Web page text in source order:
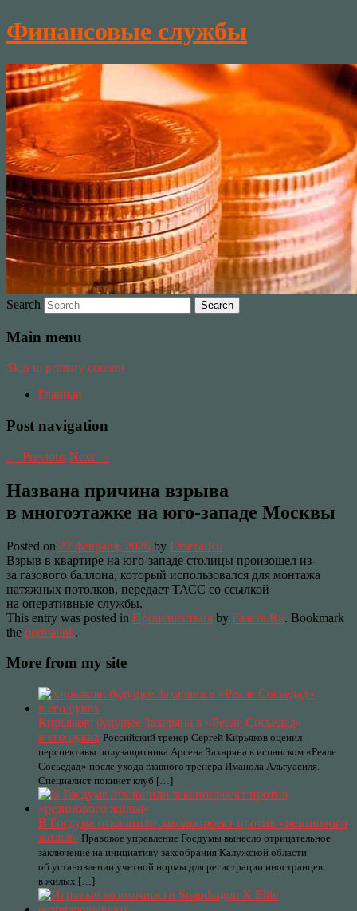
Финансовые службы
Search
Main menu
Skip to primary content
Главная
Post navigation
← Previous Next →
Названа причина взрыва
в многоэтажке на юго-западе Москвы
Posted on 27 февраля, 2026 by Газета.Ru
Взрыв в квартире на юго-западе столицы произошел из-
за газового баллона, который использовался для монтажа
натяжных потолков, передает ТАСС со ссылкой
на оперативные службы.
This entry was posted in Происшествия by Газета.Ru. Bookmark
the permalink.
More from my site
Кирьяков: будущее Захаряна в «Реале Сосьедад»
в его руках Российский тренер Сергей Кирьяков оценил
перспективы полузащитника Арсена Захаряна в испанском «Реале
Сосьедад» после ухода главного тренера Иманола Альгуасиля.
Специалист покинет клуб […]
В Госдуме отклонили законопроект против «резинового
жилья» Правовое управление Госдумы вынесло отрицательное
заключение на инициативу заксобрания Калужской области
об установлении учетной нормы для регистрации иностранцев
в жилых […]